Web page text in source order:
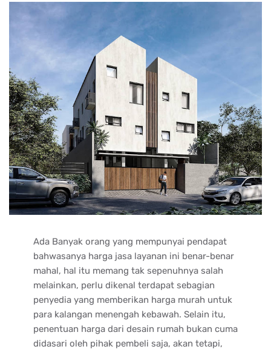
Ada Banyak orang yang mempunyai pendapat
bahwasanya harga jasa layanan ini benar-benar
mahal, hal itu memang tak sepenuhnya salah
melainkan, perlu dikenal terdapat sebagian
penyedia yang memberikan harga murah untuk
para kalangan menengah kebawah. Selain itu,
penentuan harga dari desain rumah bukan cuma
didasari oleh pihak pembeli saja, akan tetapi,